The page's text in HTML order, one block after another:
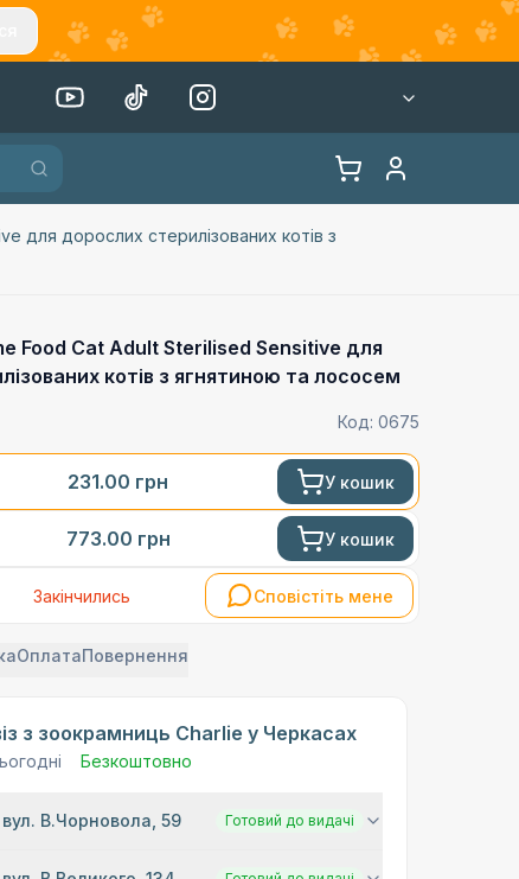
для дорослих стерилізованих котів з
Food Cat Adult Sterilised Sensitive для
котів з ягнятиною та лососем
Код: 0675
231.00 грн У кошик
773.00 грн У кошик
Закінчились Сповістіть мене
ОплатаПовернення
з зоокрамниць Charlie у Черкасах
Безкоштовно
В.Чорновола, 59 Готовий до видачі